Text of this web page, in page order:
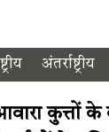
अंतर्राष्ट्रीय
कुत्तों